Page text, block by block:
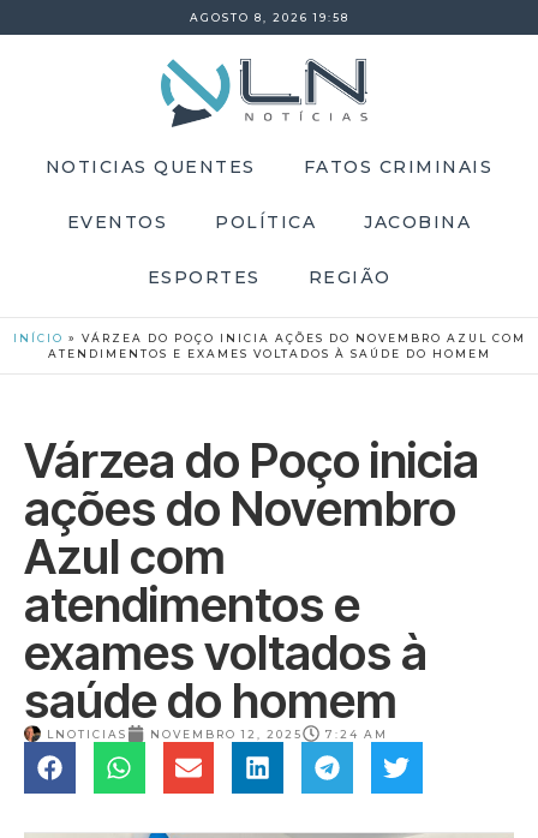
AGOSTO 8, 2026 19:58
NOTICIAS QUENTES FATOS CRIMINAIS
EVENTOS POLÍTICA JACOBINA
ESPORTES REGIÃO
INÍCIO » VÁRZEA DO POÇO INICIA AÇÕES DO NOVEMBRO AZUL COM
ATENDIMENTOS E EXAMES VOLTADOS À SAÚDE DO HOMEM
Várzea do Poço inicia
ações do Novembro
Azul com
atendimentos e
exames voltados à
saúde do homem
LNOTICIAS NOVEMBRO 12, 2025 7:24 AM